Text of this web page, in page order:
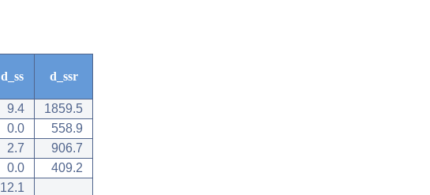
d_ss d_ssr
9.4
1859.5
0.0
558.9
2.7
906.7
0.0
409.2
12.1